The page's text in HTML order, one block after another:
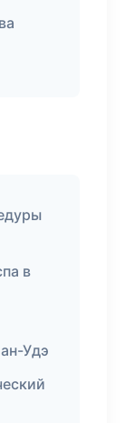
в
Удэ